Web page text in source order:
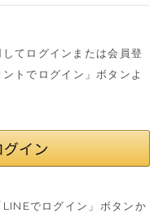
てログインまたは会員登
トでログイン」ボタンよ
でログイン」ボタンか